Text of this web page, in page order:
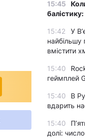
15:45
15:42
У
найбільшу
вмістити
15:40
геймплей
15:40
В
вдарить
15:40
долі: